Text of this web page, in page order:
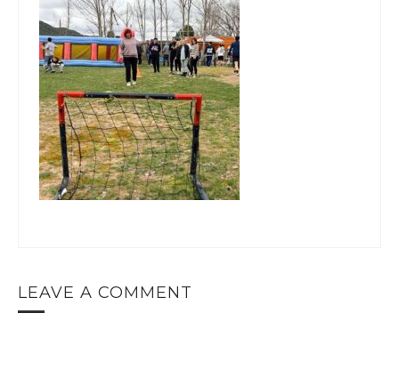
LEAVE A COMMENT